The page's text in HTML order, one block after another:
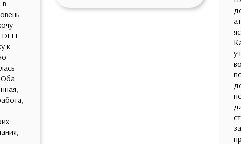
в
к
Оба